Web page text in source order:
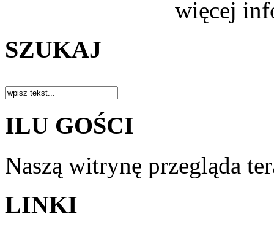
więcej
SZUKAJ
ILU GOŚCI
Naszą witrynę przegląda
LINKI